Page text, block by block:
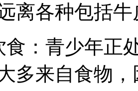
离各种包括
食：青少年正
多来自食物